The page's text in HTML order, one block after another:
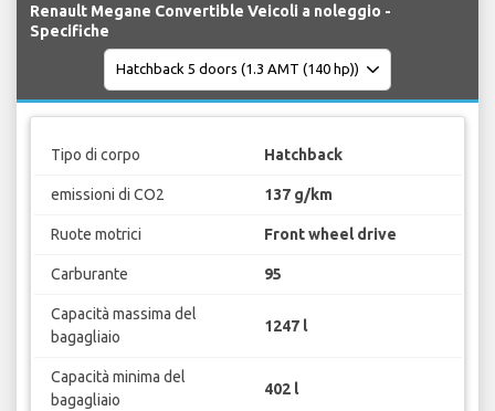
Renault Megane Convertible Veicoli a noleggio -
Specifiche
Tipo di corpo Hatchback
emissioni di CO2 137 g/km
Ruote motrici Front wheel drive
Carburante 95
Capacità massima del
bagagliaio
1247 l
Capacità minima del
bagagliaio
402 l